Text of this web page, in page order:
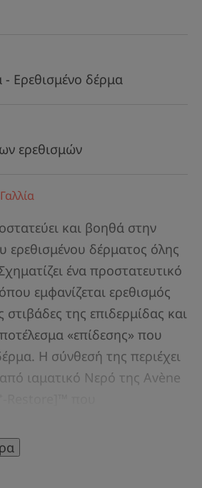
Ερεθισμένο δέρμα
ερεθισμών
και βοηθά στην
δέρματος όλης
ένα προστατευτικό
εμφανίζεται ερεθισμός
στιβάδες της επιδερμίδας και
«επίδεσης» που
Η σύνθεσή της περιέχει
ιαματικό Νερό της Avène
Η Επανορθωτική